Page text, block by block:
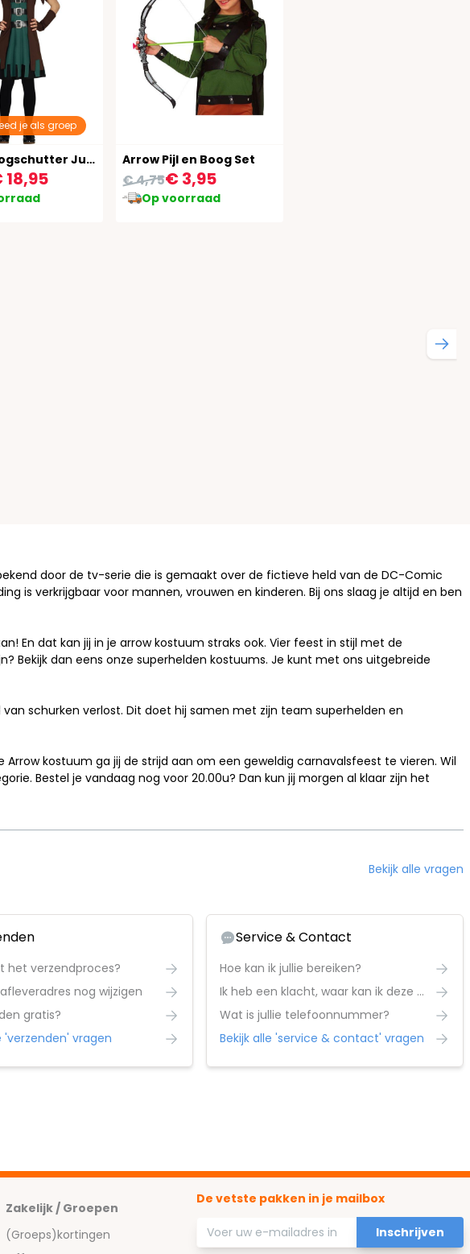
je als groep
Arrow Boogschutter Jurk Kind
18,95
Arrow Pijl en Boog Set
€ 3,95
€ 4,75
Op voorraad
door de tv-serie die is gemaakt over de fictieve held van de DC-Comic
is verkrijgbaar voor mannen, vrouwen en kinderen. Bij ons slaag je altijd en ben
En dat kan jij in je arrow kostuum straks ook. Vier feest in stijl met de
Bekijk dan eens onze superhelden kostuums. Je kunt met ons uitgebreide
schurken verlost. Dit doet hij samen met zijn team superhelden en
kostuum ga jij de strijd aan om een geweldig carnavalsfeest te vieren. Wil
Bestel je vandaag nog voor 20.00u? Dan kun jij morgen al klaar zijn het
Bekijk alle vragen
het verzendproces?
nog wijzigen
gratis?
'verzenden' vragen
Service & Contact
Hoe kan ik jullie bereiken?
Ik heb een klacht, waar kan ik deze melden?
Wat is jullie telefoonnummer?
Bekijk alle 'service & contact' vragen
Zakelijk / Groepen
(Groeps)kortingen
De vetste pakken in je mailbox
E-mailadres
Inschrijven